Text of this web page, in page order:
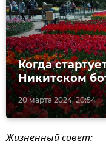
20 марта 2024, 20:54
Когда
Никитском
Жизненный совет: